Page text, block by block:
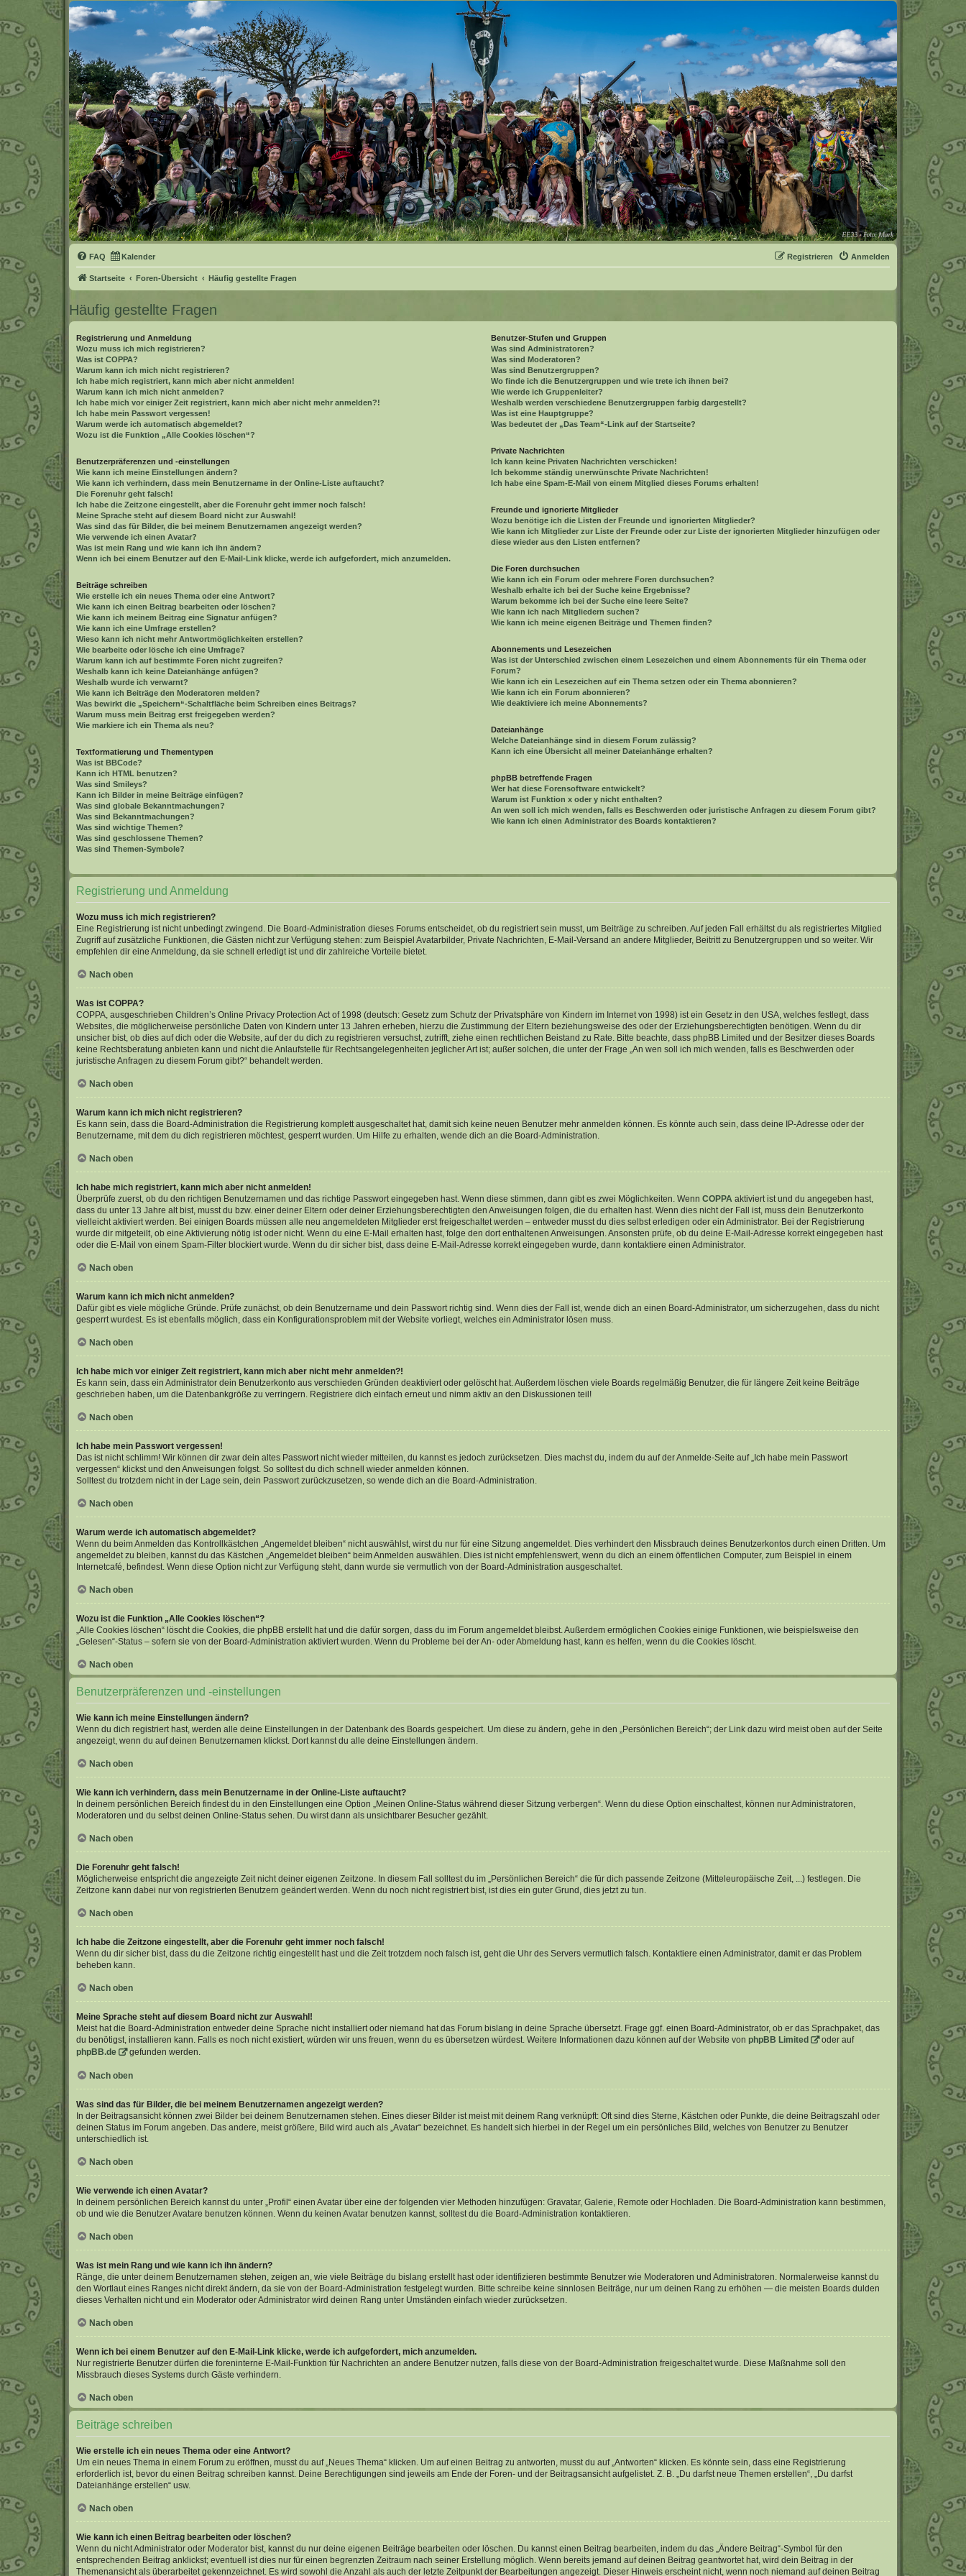
FAQ Kalender Anmelden
Registrieren
Startseite Foren-Übersicht Häufig gestellte Fragen
Häufig gestellte Fragen
Registrierung und Anmeldung
Wozu muss ich mich registrieren?
Was ist COPPA?
Warum kann ich mich nicht registrieren?
Ich habe mich registriert, kann mich aber nicht anmelden!
Warum kann ich mich nicht anmelden?
Ich habe mich vor einiger Zeit registriert, kann mich aber nicht mehr anmelden?!
Ich habe mein Passwort vergessen!
Warum werde ich automatisch abgemeldet?
Wozu ist die Funktion „Alle Cookies löschen“?
Benutzerpräferenzen und -einstellungen
Wie kann ich meine Einstellungen ändern?
Wie kann ich verhindern, dass mein Benutzername in der Online-Liste auftaucht?
Die Forenuhr geht falsch!
Ich habe die Zeitzone eingestellt, aber die Forenuhr geht immer noch falsch!
Meine Sprache steht auf diesem Board nicht zur Auswahl!
Was sind das für Bilder, die bei meinem Benutzernamen angezeigt werden?
Wie verwende ich einen Avatar?
Was ist mein Rang und wie kann ich ihn ändern?
Wenn ich bei einem Benutzer auf den E-Mail-Link klicke, werde ich aufgefordert, mich anzumelden.
Beiträge schreiben
Wie erstelle ich ein neues Thema oder eine Antwort?
Wie kann ich einen Beitrag bearbeiten oder löschen?
Wie kann ich meinem Beitrag eine Signatur anfügen?
Wie kann ich eine Umfrage erstellen?
Wieso kann ich nicht mehr Antwortmöglichkeiten erstellen?
Wie bearbeite oder lösche ich eine Umfrage?
Warum kann ich auf bestimmte Foren nicht zugreifen?
Weshalb kann ich keine Dateianhänge anfügen?
Weshalb wurde ich verwarnt?
Wie kann ich Beiträge den Moderatoren melden?
Was bewirkt die „Speichern“-Schaltfläche beim Schreiben eines Beitrags?
Warum muss mein Beitrag erst freigegeben werden?
Wie markiere ich ein Thema als neu?
Textformatierung und Thementypen
Was ist BBCode?
Kann ich HTML benutzen?
Was sind Smileys?
Kann ich Bilder in meine Beiträge einfügen?
Was sind globale Bekanntmachungen?
Was sind Bekanntmachungen?
Was sind wichtige Themen?
Was sind geschlossene Themen?
Was sind Themen-Symbole?
Benutzer-Stufen und Gruppen
Was sind Administratoren?
Was sind Moderatoren?
Was sind Benutzergruppen?
Wo finde ich die Benutzergruppen und wie trete ich ihnen bei?
Wie werde ich Gruppenleiter?
Weshalb werden verschiedene Benutzergruppen farbig dargestellt?
Was ist eine Hauptgruppe?
Was bedeutet der „Das Team“-Link auf der Startseite?
Private Nachrichten
Ich kann keine Privaten Nachrichten verschicken!
Ich bekomme ständig unerwünschte Private Nachrichten!
Ich habe eine Spam-E-Mail von einem Mitglied dieses Forums erhalten!
Freunde und ignorierte Mitglieder
Wozu benötige ich die Listen der Freunde und ignorierten Mitglieder?
Wie kann ich Mitglieder zur Liste der Freunde oder zur Liste der ignorierten Mitglieder hinzufügen oder
diese wieder aus den Listen entfernen?
Die Foren durchsuchen
Wie kann ich ein Forum oder mehrere Foren durchsuchen?
Weshalb erhalte ich bei der Suche keine Ergebnisse?
Warum bekomme ich bei der Suche eine leere Seite?
Wie kann ich nach Mitgliedern suchen?
Wie kann ich meine eigenen Beiträge und Themen finden?
Abonnements und Lesezeichen
Was ist der Unterschied zwischen einem Lesezeichen und einem Abonnements für ein Thema oder
Forum?
Wie kann ich ein Lesezeichen auf ein Thema setzen oder ein Thema abonnieren?
Wie kann ich ein Forum abonnieren?
Wie deaktiviere ich meine Abonnements?
Dateianhänge
Welche Dateianhänge sind in diesem Forum zulässig?
Kann ich eine Übersicht all meiner Dateianhänge erhalten?
phpBB betreffende Fragen
Wer hat diese Forensoftware entwickelt?
Warum ist Funktion x oder y nicht enthalten?
An wen soll ich mich wenden, falls es Beschwerden oder juristische Anfragen zu diesem Forum gibt?
Wie kann ich einen Administrator des Boards kontaktieren?
Registrierung und Anmeldung
Wozu muss ich mich registrieren?
Eine Registrierung ist nicht unbedingt zwingend. Die Board-Administration dieses Forums entscheidet, ob du registriert sein musst, um Beiträge zu schreiben. Auf jeden Fall erhältst du als registriertes Mitglied
Zugriff auf zusätzliche Funktionen, die Gästen nicht zur Verfügung stehen: zum Beispiel Avatarbilder, Private Nachrichten, E-Mail-Versand an andere Mitglieder, Beitritt zu Benutzergruppen und so weiter. Wir
empfehlen dir eine Anmeldung, da sie schnell erledigt ist und dir zahlreiche Vorteile bietet.
Nach oben
Was ist COPPA?
COPPA, ausgeschrieben Children’s Online Privacy Protection Act of 1998 (deutsch: Gesetz zum Schutz der Privatsphäre von Kindern im Internet von 1998) ist ein Gesetz in den USA, welches festlegt, dass
Websites, die möglicherweise persönliche Daten von Kindern unter 13 Jahren erheben, hierzu die Zustimmung der Eltern beziehungsweise des oder der Erziehungsberechtigten benötigen. Wenn du dir
unsicher bist, ob dies auf dich oder die Website, auf der du dich zu registrieren versuchst, zutrifft, ziehe einen rechtlichen Beistand zu Rate. Bitte beachte, dass phpBB Limited und der Besitzer dieses Boards
keine Rechtsberatung anbieten kann und nicht die Anlaufstelle für Rechtsangelegenheiten jeglicher Art ist; außer solchen, die unter der Frage „An wen soll ich mich wenden, falls es Beschwerden oder
juristische Anfragen zu diesem Forum gibt?“ behandelt werden.
Nach oben
Warum kann ich mich nicht registrieren?
Es kann sein, dass die Board-Administration die Registrierung komplett ausgeschaltet hat, damit sich keine neuen Benutzer mehr anmelden können. Es könnte auch sein, dass deine IP-Adresse oder der
Benutzername, mit dem du dich registrieren möchtest, gesperrt wurden. Um Hilfe zu erhalten, wende dich an die Board-Administration.
Nach oben
Ich habe mich registriert, kann mich aber nicht anmelden!
Überprüfe zuerst, ob du den richtigen Benutzernamen und das richtige Passwort eingegeben hast. Wenn diese stimmen, dann gibt es zwei Möglichkeiten. Wenn COPPA aktiviert ist und du angegeben hast,
dass du unter 13 Jahre alt bist, musst du bzw. einer deiner Eltern oder deiner Erziehungsberechtigten den Anweisungen folgen, die du erhalten hast. Wenn dies nicht der Fall ist, muss dein Benutzerkonto
vielleicht aktiviert werden. Bei einigen Boards müssen alle neu angemeldeten Mitglieder erst freigeschaltet werden – entweder musst du dies selbst erledigen oder ein Administrator. Bei der Registrierung
wurde dir mitgeteilt, ob eine Aktivierung nötig ist oder nicht. Wenn du eine E-Mail erhalten hast, folge den dort enthaltenen Anweisungen. Ansonsten prüfe, ob du deine E-Mail-Adresse korrekt eingegeben hast
oder die E-Mail von einem Spam-Filter blockiert wurde. Wenn du dir sicher bist, dass deine E-Mail-Adresse korrekt eingegeben wurde, dann kontaktiere einen Administrator.
Nach oben
Warum kann ich mich nicht anmelden?
Dafür gibt es viele mögliche Gründe. Prüfe zunächst, ob dein Benutzername und dein Passwort richtig sind. Wenn dies der Fall ist, wende dich an einen Board-Administrator, um sicherzugehen, dass du nicht
gesperrt wurdest. Es ist ebenfalls möglich, dass ein Konfigurationsproblem mit der Website vorliegt, welches ein Administrator lösen muss.
Nach oben
Ich habe mich vor einiger Zeit registriert, kann mich aber nicht mehr anmelden?!
Es kann sein, dass ein Administrator dein Benutzerkonto aus verschieden Gründen deaktiviert oder gelöscht hat. Außerdem löschen viele Boards regelmäßig Benutzer, die für längere Zeit keine Beiträge
geschrieben haben, um die Datenbankgröße zu verringern. Registriere dich einfach erneut und nimm aktiv an den Diskussionen teil!
Nach oben
Ich habe mein Passwort vergessen!
Das ist nicht schlimm! Wir können dir zwar dein altes Passwort nicht wieder mitteilen, du kannst es jedoch zurücksetzen. Dies machst du, indem du auf der Anmelde-Seite auf „Ich habe mein Passwort
vergessen“ klickst und den Anweisungen folgst. So solltest du dich schnell wieder anmelden können.
Solltest du trotzdem nicht in der Lage sein, dein Passwort zurückzusetzen, so wende dich an die Board-Administration.
Nach oben
Warum werde ich automatisch abgemeldet?
Wenn du beim Anmelden das Kontrollkästchen „Angemeldet bleiben“ nicht auswählst, wirst du nur für eine Sitzung angemeldet. Dies verhindert den Missbrauch deines Benutzerkontos durch einen Dritten. Um
angemeldet zu bleiben, kannst du das Kästchen „Angemeldet bleiben“ beim Anmelden auswählen. Dies ist nicht empfehlenswert, wenn du dich an einem öffentlichen Computer, zum Beispiel in einem
Internetcafé, befindest. Wenn diese Option nicht zur Verfügung steht, dann wurde sie vermutlich von der Board-Administration ausgeschaltet.
Nach oben
Wozu ist die Funktion „Alle Cookies löschen“?
„Alle Cookies löschen“ löscht die Cookies, die phpBB erstellt hat und die dafür sorgen, dass du im Forum angemeldet bleibst. Außerdem ermöglichen Cookies einige Funktionen, wie beispielsweise den
„Gelesen“-Status – sofern sie von der Board-Administration aktiviert wurden. Wenn du Probleme bei der An- oder Abmeldung hast, kann es helfen, wenn du die Cookies löscht.
Nach oben
Benutzerpräferenzen und -einstellungen
Wie kann ich meine Einstellungen ändern?
Wenn du dich registriert hast, werden alle deine Einstellungen in der Datenbank des Boards gespeichert. Um diese zu ändern, gehe in den „Persönlichen Bereich“; der Link dazu wird meist oben auf der Seite
angezeigt, wenn du auf deinen Benutzernamen klickst. Dort kannst du alle deine Einstellungen ändern.
Nach oben
Wie kann ich verhindern, dass mein Benutzername in der Online-Liste auftaucht?
In deinem persönlichen Bereich findest du in den Einstellungen eine Option „Meinen Online-Status während dieser Sitzung verbergen“. Wenn du diese Option einschaltest, können nur Administratoren,
Moderatoren und du selbst deinen Online-Status sehen. Du wirst dann als unsichtbarer Besucher gezählt.
Nach oben
Die Forenuhr geht falsch!
Möglicherweise entspricht die angezeigte Zeit nicht deiner eigenen Zeitzone. In diesem Fall solltest du im „Persönlichen Bereich“ die für dich passende Zeitzone (Mitteleuropäische Zeit, ...) festlegen. Die
Zeitzone kann dabei nur von registrierten Benutzern geändert werden. Wenn du noch nicht registriert bist, ist dies ein guter Grund, dies jetzt zu tun.
Nach oben
Ich habe die Zeitzone eingestellt, aber die Forenuhr geht immer noch falsch!
Wenn du dir sicher bist, dass du die Zeitzone richtig eingestellt hast und die Zeit trotzdem noch falsch ist, geht die Uhr des Servers vermutlich falsch. Kontaktiere einen Administrator, damit er das Problem
beheben kann.
Nach oben
Meine Sprache steht auf diesem Board nicht zur Auswahl!
Meist hat die Board-Administration entweder deine Sprache nicht installiert oder niemand hat das Forum bislang in deine Sprache übersetzt. Frage ggf. einen Board-Administrator, ob er das Sprachpaket, das
du benötigst, installieren kann. Falls es noch nicht existiert, würden wir uns freuen, wenn du es übersetzen würdest. Weitere Informationen dazu können auf der Website von phpBB Limited
oder auf
phpBB.de
gefunden werden.
Nach oben
Was sind das für Bilder, die bei meinem Benutzernamen angezeigt werden?
In der Beitragsansicht können zwei Bilder bei deinem Benutzernamen stehen. Eines dieser Bilder ist meist mit deinem Rang verknüpft: Oft sind dies Sterne, Kästchen oder Punkte, die deine Beitragszahl oder
deinen Status im Forum angeben. Das andere, meist größere, Bild wird auch als „Avatar“ bezeichnet. Es handelt sich hierbei in der Regel um ein persönliches Bild, welches von Benutzer zu Benutzer
unterschiedlich ist.
Nach oben
Wie verwende ich einen Avatar?
In deinem persönlichen Bereich kannst du unter „Profil“ einen Avatar über eine der folgenden vier Methoden hinzufügen: Gravatar, Galerie, Remote oder Hochladen. Die Board-Administration kann bestimmen,
ob und wie die Benutzer Avatare benutzen können. Wenn du keinen Avatar benutzen kannst, solltest du die Board-Administration kontaktieren.
Nach oben
Was ist mein Rang und wie kann ich ihn ändern?
Ränge, die unter deinem Benutzernamen stehen, zeigen an, wie viele Beiträge du bislang erstellt hast oder identifizieren bestimmte Benutzer wie Moderatoren und Administratoren. Normalerweise kannst du
den Wortlaut eines Ranges nicht direkt ändern, da sie von der Board-Administration festgelegt wurden. Bitte schreibe keine sinnlosen Beiträge, nur um deinen Rang zu erhöhen — die meisten Boards dulden
dieses Verhalten nicht und ein Moderator oder Administrator wird deinen Rang unter Umständen einfach wieder zurücksetzen.
Nach oben
Wenn ich bei einem Benutzer auf den E-Mail-Link klicke, werde ich aufgefordert, mich anzumelden.
Nur registrierte Benutzer dürfen die foreninterne E-Mail-Funktion für Nachrichten an andere Benutzer nutzen, falls diese von der Board-Administration freigeschaltet wurde. Diese Maßnahme soll den
Missbrauch dieses Systems durch Gäste verhindern.
Nach oben
Beiträge schreiben
Wie erstelle ich ein neues Thema oder eine Antwort?
Um ein neues Thema in einem Forum zu eröffnen, musst du auf „Neues Thema“ klicken. Um auf einen Beitrag zu antworten, musst du auf „Antworten“ klicken. Es könnte sein, dass eine Registrierung
erforderlich ist, bevor du einen Beitrag schreiben kannst. Deine Berechtigungen sind jeweils am Ende der Foren- und der Beitragsansicht aufgelistet. Z. B. „Du darfst neue Themen erstellen“, „Du darfst
Dateianhänge erstellen“ usw.
Nach oben
Wie kann ich einen Beitrag bearbeiten oder löschen?
Wenn du nicht Administrator oder Moderator bist, kannst du nur deine eigenen Beiträge bearbeiten oder löschen. Du kannst einen Beitrag bearbeiten, indem du das „Ändere Beitrag“-Symbol für den
entsprechenden Beitrag anklickst; eventuell ist dies nur für einen begrenzten Zeitraum nach seiner Erstellung möglich. Wenn bereits jemand auf deinen Beitrag geantwortet hat, wird dein Beitrag in der
Themenansicht als überarbeitet gekennzeichnet. Es wird sowohl die Anzahl als auch der letzte Zeitpunkt der Bearbeitungen angezeigt. Dieser Hinweis erscheint nicht, wenn noch niemand auf deinen Beitrag